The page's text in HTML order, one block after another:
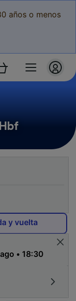
años o menos
y vuelta